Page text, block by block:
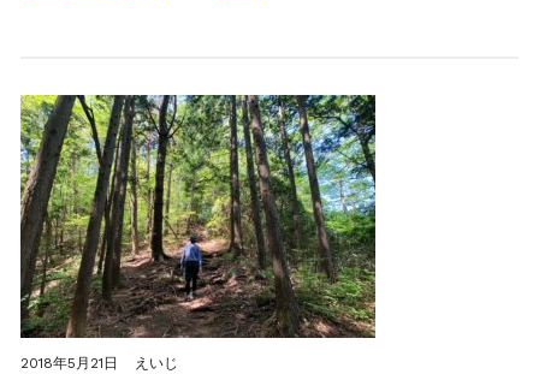
は
見
た
目、
値
段、
全
て
良
し！
2018年5月21日
えいじ